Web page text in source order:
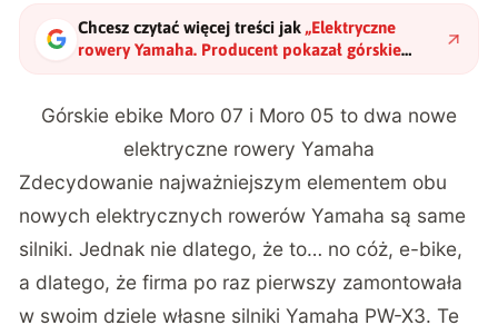
Chcesz czytać więcej treści jak „Elektryczne
rowery Yamaha. Producent pokazał górskie
Moro 07 i Moro 05"?
Górskie ebike Moro 07 i Moro 05 to dwa nowe
elektryczne rowery Yamaha
Zdecydowanie najważniejszym elementem obu
nowych elektrycznych rowerów Yamaha są same
silniki. Jednak nie dlatego, że to… no cóż, e-bike,
a dlatego, że firma po raz pierwszy zamontowała
w swoim dziele własne silniki Yamaha PW-X3. Te